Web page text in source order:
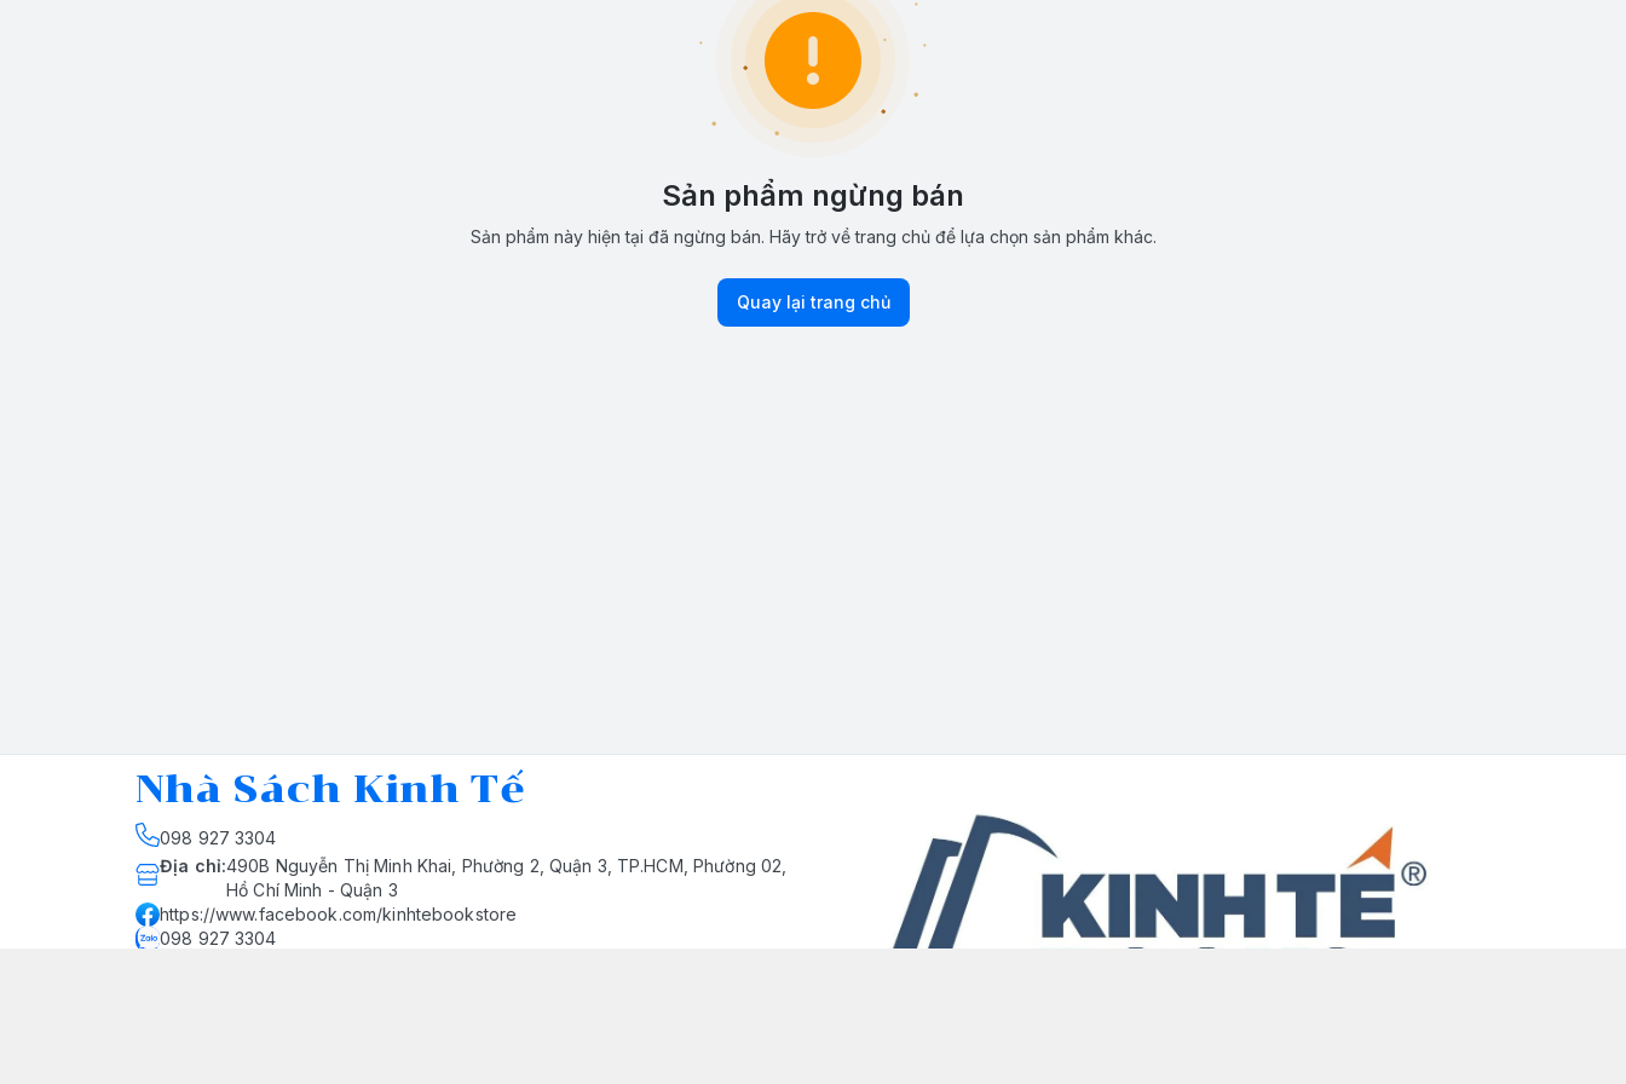
Sản phẩm ngừng bán
Sản phẩm này hiện tại đã ngừng bán. Hãy trở về trang chủ để lựa chọn sản phẩm khác.
Quay lại trang chủ
Nhà Sách Kinh Tế
098 927 3304
Địa chỉ:490B Nguyễn Thị Minh Khai, Phường 2, Quận 3, TP.HCM, Phường 02,
Hồ Chí Minh - Quận 3
https://www.facebook.com/kinhtebookstore
098 927 3304